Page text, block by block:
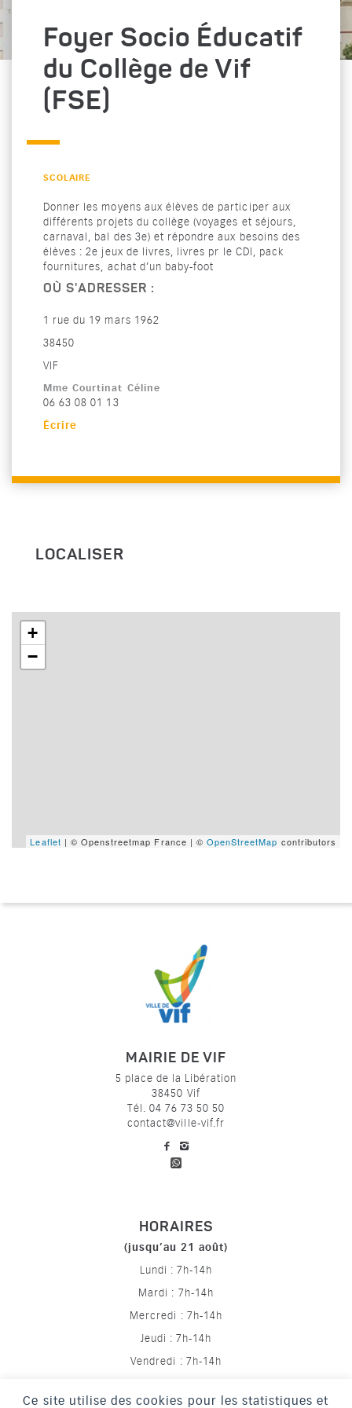
Ce site utilise des cookies pour les statistiques et
Foyer Socio Éducatif
du Collège de Vif
(FSE)
CATÉGORIE : "
SCOLAIRE
Donner les moyens aux élèves de participer aux
différents projets du collège (voyages et séjours,
carnaval, bal des 3e) et répondre aux besoins des
élèves : 2e jeux de livres, livres pr le CDI, pack
fournitures, achat d’un baby-foot
OÙ S'ADRESSER :
1 rue du 19 mars 1962
38450
VIF
Mme Courtinat Céline
Téléphone :
06 63 08 01 13
Écrire
LOCALISER
+
−
Leaflet | © Openstreetmap France | © OpenStreetMap contributors
MAIRIE DE VIF
5 place de la Libération
38450 Vif
Tél. 04 76 73 50 50
contact@ville-vif.fr
voir notre page facebook
HORAIRES
(jusqu’au 21 août)
Lundi : 7h-14h
Mardi : 7h-14h
Mercredi : 7h-14h
Jeudi : 7h-14h
Vendredi : 7h-14h